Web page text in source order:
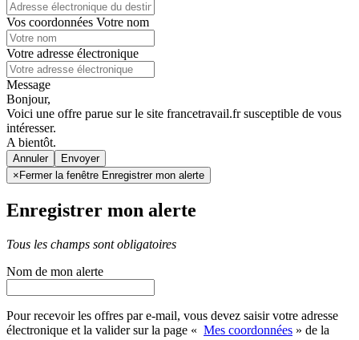
Vos coordonnées Votre nom
Votre adresse électronique
Message
Bonjour,
Voici une offre parue sur le site francetravail.fr susceptible de vous
intéresser.
A bientôt.
Annuler
× Fermer la fenêtre Enregistrer mon alerte
Enregistrer mon alerte
Tous les champs sont obligatoires
Nom de mon alerte
Pour recevoir les offres par e-mail, vous devez saisir votre adresse
électronique et la valider sur la page « Mes coordonnées » de la